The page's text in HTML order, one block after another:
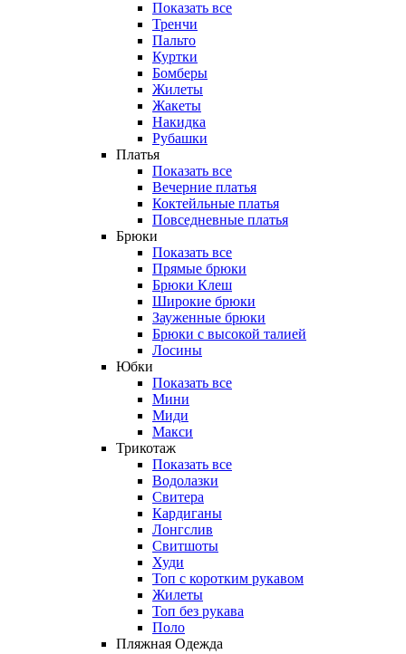
Показать все
Тренчи
Пальто
Куртки
Бомберы
Жилеты
Жакеты
Накидка
Рубашки
Платья
Показать все
Вечерние платья
Коктейльные платья
Повседневные платья
Брюки
Показать все
Прямые брюки
Брюки Клеш
Широкие брюки
Зауженные брюки
Брюки с высокой талией
Лосины
Юбки
Показать все
Мини
Миди
Макси
Трикотаж
Показать все
Водолазки
Свитера
Кардиганы
Лонгслив
Свитшоты
Худи
Топ с коротким рукавом
Жилеты
Топ без рукава
Поло
Пляжная Одежда